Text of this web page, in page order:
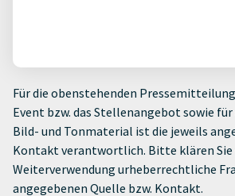
Für die obenstehenden
Event bzw. das Stellenangebot sowie
Bild- und Tonmaterial ist die jeweils
Kontakt verantwortlich. Bitte klären Sie
Weiterverwendung urheberrechtliche
angegebenen Quelle bzw. Kontakt.